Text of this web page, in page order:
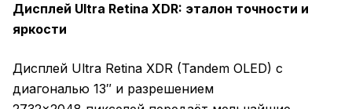
Дисплей Ultra Retina XDR: эталон точности и
яркости
Дисплей Ultra Retina XDR (Tandem OLED) с
диагональю 13″ и разрешением